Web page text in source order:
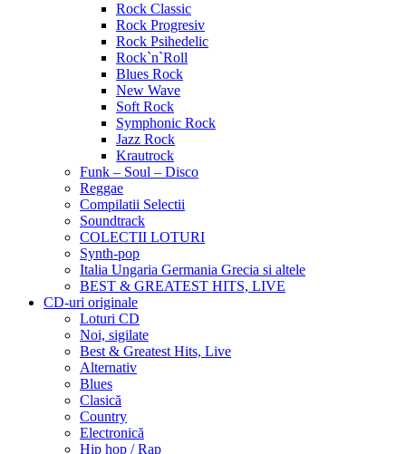
Rock Classic
Rock Progresiv
Rock Psihedelic
Rock`n`Roll
Blues Rock
New Wave
Soft Rock
Symphonic Rock
Jazz Rock
Krautrock
Funk – Soul – Disco
Reggae
Compilatii Selectii
Soundtrack
COLECTII LOTURI
Synth-pop
Italia Ungaria Germania Grecia si altele
BEST & GREATEST HITS, LIVE
CD-uri originale
Loturi CD
Noi, sigilate
Best & Greatest Hits, Live
Alternativ
Blues
Clasică
Country
Electronică
Hip hop / Rap